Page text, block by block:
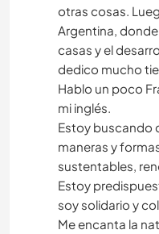
otras cosas.
Argentina,
casas y el
dedico mucho
Hablo un poco
mi inglés.
Estoy buscando
maneras y
sustentables,
Estoy
soy solidario y
Me encanta la